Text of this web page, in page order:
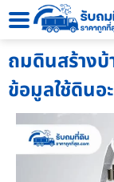
ถมดินสร้างบ้
ข้อมูลใช้ดินอ